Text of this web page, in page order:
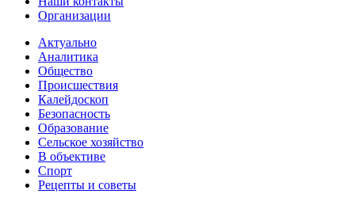
Организации
Актуально
Аналитика
Общество
Происшествия
Калейдоскоп
Безопасность
Образование
Сельское хозяйство
В объективе
Спорт
Рецепты и советы